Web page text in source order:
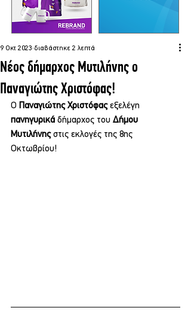
Νέος δήμαρχος Μυτιλήνης ο
Παναγιώτης Χριστόφας!
9 Οκτ 2023 διαβάστηκε 2 λεπτά
Ο Παναγιώτης Χριστόφας εξελέγη
πανηγυρικά δήμαρχος του Δήμου
Μυτιλήνης στις εκλογές της 8ης
Οκτωβρίου!